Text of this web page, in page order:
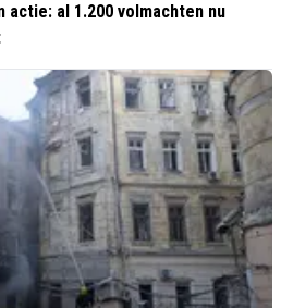
al 1.200 volmachten nu